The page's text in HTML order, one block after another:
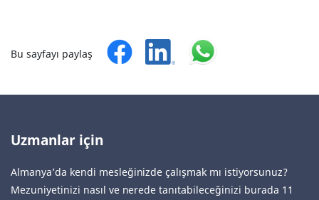
Bu sayfayı paylaş
Uzmanlar için
Almanya’da kendi mesleğinizde çalışmak mı istiyorsunuz?
Mezuniyetinizi nasıl ve nerede tanıtabileceğinizi burada 11